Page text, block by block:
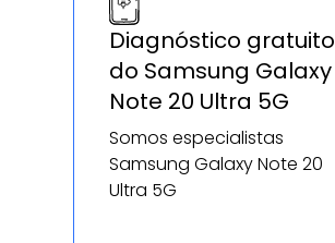
Diagnóstico gratuito
do Samsung Galaxy
Note 20 Ultra 5G
Somos especialistas
Samsung Galaxy Note 20
Ultra 5G